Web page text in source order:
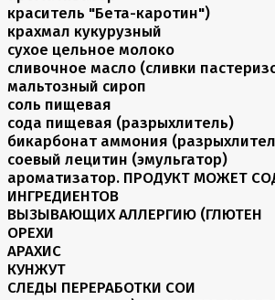
краситель "Бета-каротин")
крахмал кукурузный
сухое цельное молоко
сливочное масло (сливки
мальтозный сироп
соль пищевая
сода пищевая (разрыхлитель)
бикарбонат аммония
соевый лецитин (эмульгатор)
ароматизатор. ПРОДУКТ МОЖЕТ
ИНГРЕДИЕНТОВ
ВЫЗЫВАЮЩИХ АЛЛЕРГИЮ (ГЛЮТЕН
ОРЕХИ
АРАХИС
КУНЖУТ
СЛЕДЫ ПЕРЕРАБОТКИ СОИ